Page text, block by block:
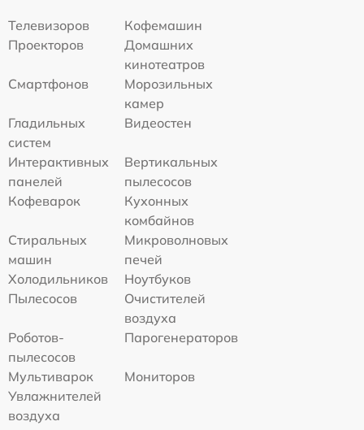
Телевизоров
Кофемашин
Проекторов
Домашних
кинотеатров
Смартфонов
Морозильных
камер
Гладильных
систем
Видеостен
Интерактивных
панелей
Вертикальных
пылесосов
Кофеварок
Кухонных
комбайнов
Стиральных
машин
Микроволновых
печей
Холодильников
Ноутбуков
Пылесосов
Очистителей
воздуха
Роботов-
пылесосов
Парогенераторов
Мультиварок
Мониторов
Увлажнителей
воздуха